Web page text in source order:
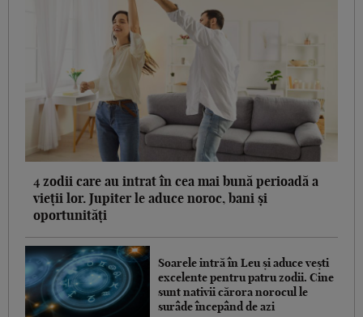
4 zodii care au intrat în cea mai bună perioadă a
vieții lor. Jupiter le aduce noroc, bani și
oportunități
Soarele intră în Leu și aduce vești
excelente pentru patru zodii. Cine
sunt nativii cărora norocul le
surâde începând de azi